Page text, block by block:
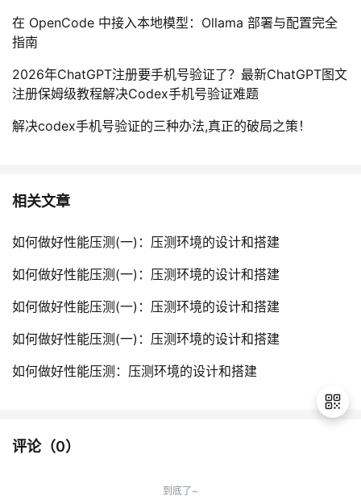
在 OpenCode 中接入本地模型：Ollama 部署与配置完全
指南
2026年ChatGPT注册要手机号验证了？最新ChatGPT图文
注册保姆级教程解决Codex手机号验证难题
解决codex手机号验证的三种办法,真正的破局之策！
相关文章
如何做好性能压测(一)：压测环境的设计和搭建
如何做好性能压测(一)：压测环境的设计和搭建
如何做好性能压测(一)：压测环境的设计和搭建
如何做好性能压测(一)：压测环境的设计和搭建
如何做好性能压测：压测环境的设计和搭建
评论（0）
到底了~